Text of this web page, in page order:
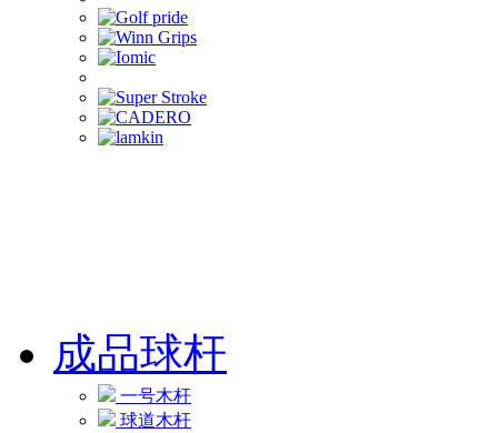
成品球杆
一号木杆
球道木杆